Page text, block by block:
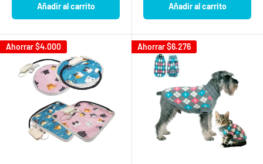
Añadir al carrito Añadir al carrito
Ahorrar$4.000 Ahorrar$6.276